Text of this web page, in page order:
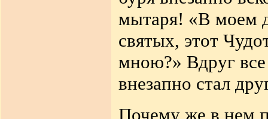
мытаря! «В моем
святых, этот
мною?» Вдруг
внезапно стал
Почему же в нем